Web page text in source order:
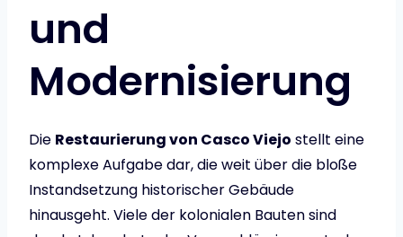
und
Modernisierung
Die Restaurierung von Casco Viejo stellt eine
komplexe Aufgabe dar, die weit über die bloße
Instandsetzung historischer Gebäude
hinausgeht. Viele der kolonialen Bauten sind